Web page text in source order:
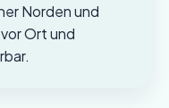
Norden und
Ort und